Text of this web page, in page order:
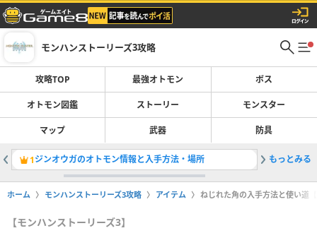
モンハンストーリーズ3攻略
攻略TOP 最強オトモン ボス
オトモン図鑑 ストーリー モンスター
マップ 武器 防具
1ジンオウガのオトモン情報と入手方法・場所 2オトモ
もっとみる
ホーム モンハンストーリーズ3攻略 アイテム ねじれた角の入手方法と使い道
【モンハンストーリーズ3】